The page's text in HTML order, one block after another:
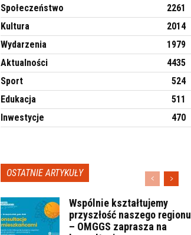
Społeczeństwo
2261
Kultura
2014
Wydarzenia
1979
Aktualności
4435
Sport
524
Edukacja
511
Inwestycje
470
OSTATNIE ARTYKUŁY
Wspólnie kształtujemy
przyszłość naszego regionu
– OMGGS zaprasza na